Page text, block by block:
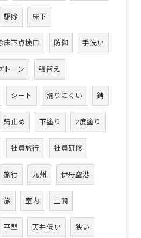
駆除 床下
床下点検口 防御 手洗い
トーン 張替え
シート 滑りにくい 錆
錆止め 下塗り 2度塗り
社員旅行 社員研修
旅行 九州 伊丹空港
旅 室内 土間
平型 天井低い 狭い